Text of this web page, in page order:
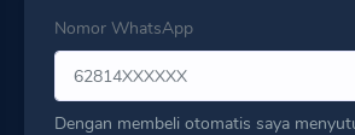
Nomor WhatsApp
Dengan membeli otomatis saya